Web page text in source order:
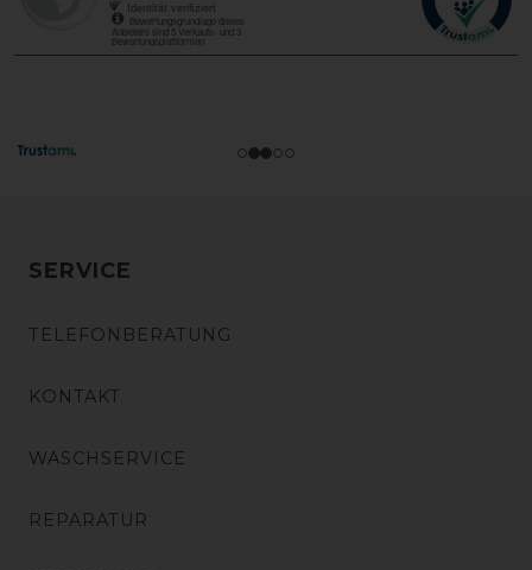
SERVICE
TELEFONBERATUNG
KONTAKT
WASCHSERVICE
REPARATUR